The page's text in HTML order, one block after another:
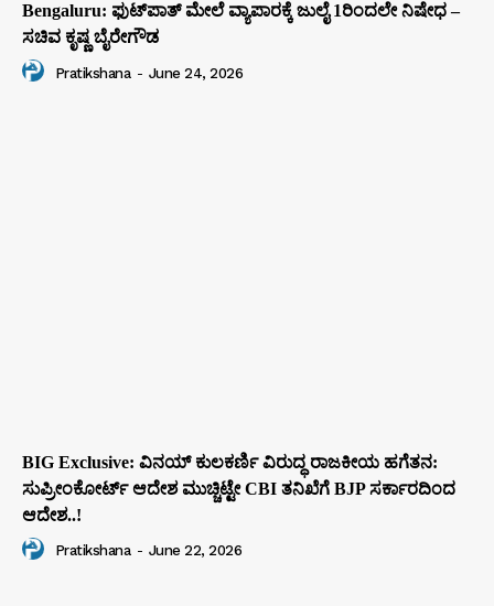
Bengaluru: ಫುಟ್‌ಪಾತ್‌ ಮೇಲೆ ವ್ಯಾಪಾರಕ್ಕೆ ಜುಲೈ 1ರಿಂದಲೇ ನಿಷೇಧ –
ಸಚಿವ ಕೃಷ್ಣ ಬೈರೇಗೌಡ
Pratikshana - June 24, 2026
BIG Exclusive: ವಿನಯ್‌ ಕುಲಕರ್ಣಿ ವಿರುದ್ಧ ರಾಜಕೀಯ ಹಗೆತನ:
ಸುಪ್ರೀಂಕೋರ್ಟ್‌ ಆದೇಶ ಮುಚ್ಚಿಟ್ಟೇ CBI ತನಿಖೆಗೆ BJP ಸರ್ಕಾರದಿಂದ
ಆದೇಶ..!
Pratikshana - June 22, 2026